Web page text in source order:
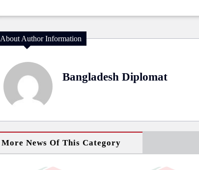
About Author Information
Bangladesh Diplomat
More News Of This Category